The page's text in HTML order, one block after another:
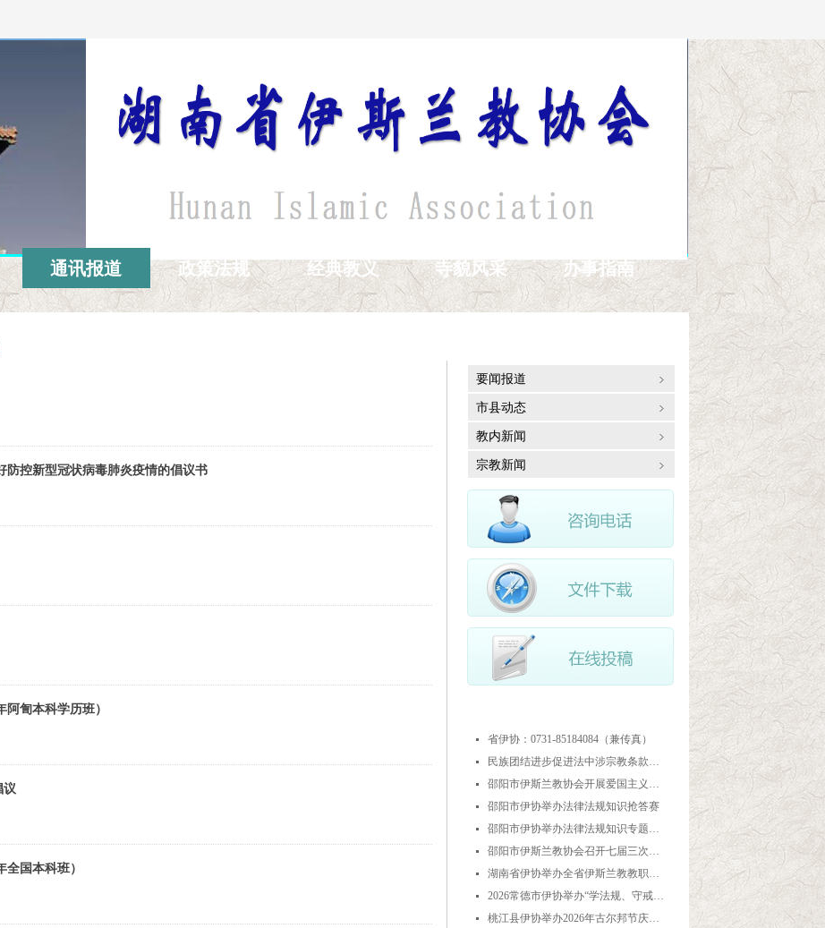
通讯报道 政策法规 经典教义 寺貌风采 办事指南
防控新型冠状病毒肺炎疫情的倡议书
訇本科学历班）
议
国本科班）
要闻报道
市县动态
教内新闻
宗教新闻
넷 省伊协：0731-85184084（兼传真）
넷 民族团结进步促进法中涉宗教条款解读
넷 邵阳市伊斯兰教协会开展爱国主义教育实践暨中华优秀传统文化研学活动
넷 邵阳市伊协举办法律法规知识抢答赛
넷 邵阳市伊协举办法律法规知识专题培训
넷 邵阳市伊斯兰教协会召开七届三次理事会
넷 湖南省伊协举办全省伊斯兰教教职人员解经培训暨“学法规、守戒律、重修为、树形象”主题演讲比赛
넷 2026常德市伊协举办“学法规、守戒律、重修为、树形象”专题阿訇培训班 暨阿訇演讲交流赛
넷 桃江县伊协举办2026年古尔邦节庆祝活动